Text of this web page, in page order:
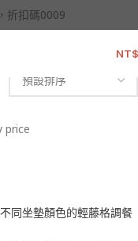
折扣碼0009
NT$
price